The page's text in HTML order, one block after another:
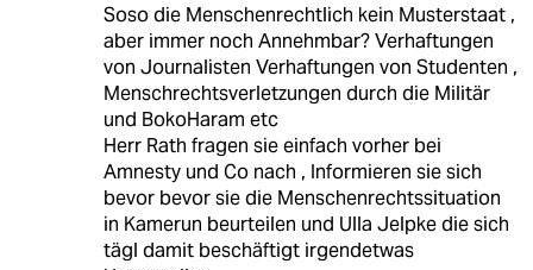
Soso die Menschenrechtlich kein Musterstaat ,
aber immer noch Annehmbar? Verhaftungen
von Journalisten Verhaftungen von Studenten ,
Menschrechtsverletzungen durch die Militär
und BokoHaram etc
Herr Rath fragen sie einfach vorher bei
Amnesty und Co nach , Informieren sie sich
bevor bevor sie die Menschenrechtssituation
in Kamerun beurteilen und Ulla Jelpke die sich
tägl damit beschäftigt irgendetwas